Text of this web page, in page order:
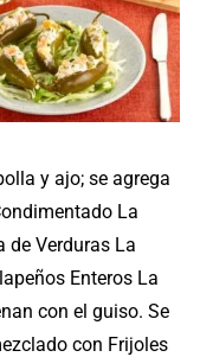
y ajo; se agrega
La
de Verduras La
Enteros La
con el guiso. Se
con Frijoles